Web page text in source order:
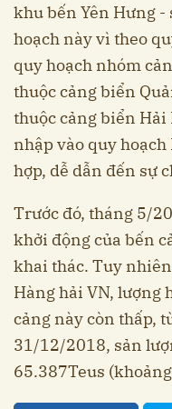
khu bến Yên Hưng
hoạch này vì theo
quy hoạch nhóm
thuộc cảng biển
thuộc cảng biển Hải
nhập vào quy
hợp, dễ dẫn đến sự
Trước đó, tháng 5/
khởi động của bến
khai thác. Tuy
Hàng hải VN, lượng
cảng này còn thấp,
31/12/2018, sản
65.387Teus